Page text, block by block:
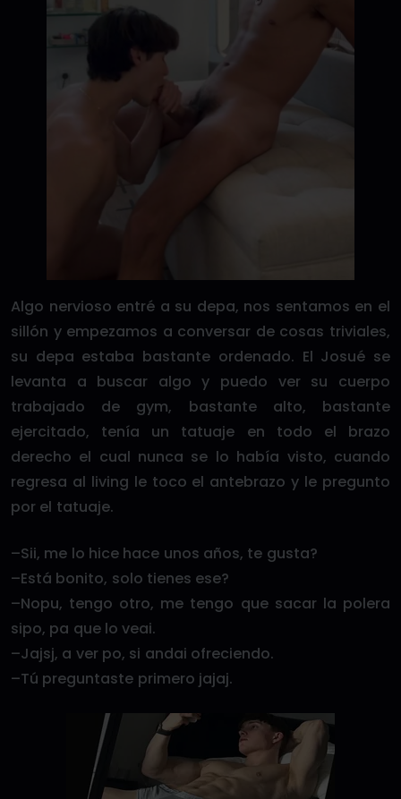
Algo nervioso entré a su depa, nos sentamos en el
sillón y empezamos a conversar de cosas triviales,
su depa estaba bastante ordenado. El Josué se
levanta a buscar algo y puedo ver su cuerpo
trabajado de gym, bastante alto, bastante
ejercitado, tenía un tatuaje en todo el brazo
derecho el cual nunca se lo había visto, cuando
regresa al living le toco el antebrazo y le pregunto
por el tatuaje.
–Sii, me lo hice hace unos años, te gusta?
–Está bonito, solo tienes ese?
–Nopu, tengo otro, me tengo que sacar la polera
sipo, pa que lo veai.
–Jajsj, a ver po, si andai ofreciendo.
–Tú preguntaste primero jajaj.